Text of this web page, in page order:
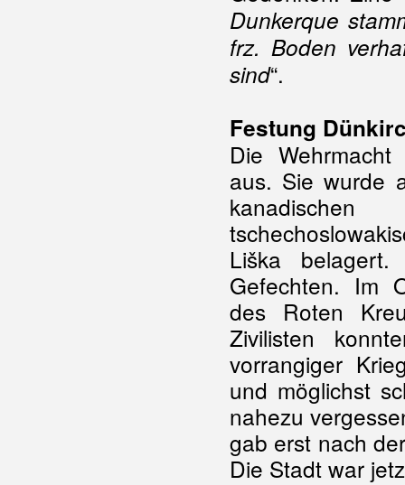
Dunkerque
frz. Boden
sind“.
Festung
Die
aus. Sie wurde
Liška
Gefechten. Im
des Roten
Zivilisten
vorrangiger
und möglichst
nahezu
gab erst nach
Die Stadt war